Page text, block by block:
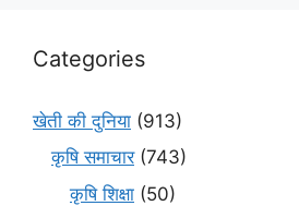
Categories
खेती की दुनिया (913)
कृषि समाचार(743)
कृषि शिक्षा (50)